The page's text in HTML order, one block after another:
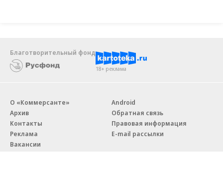
Благотворительный фонд
18+ реклама
О «Коммерсанте»
Архив
Контакты
Реклама
Вакансии
Android
Обратная связь
Правовая информация
E-mail рассылки